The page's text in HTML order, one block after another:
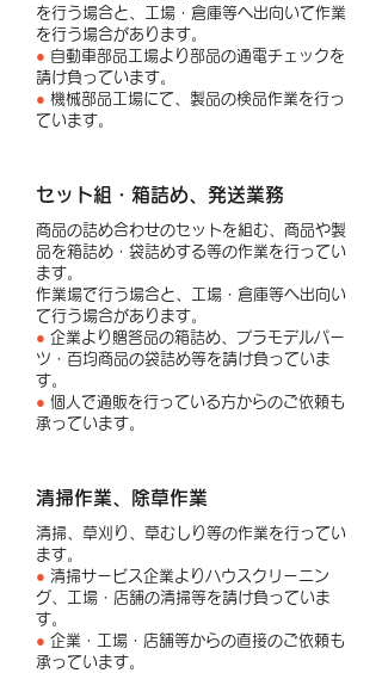
を行う場合と、​ ​工場・倉庫等へ出向いて作業
を行う場合があります。
● 自動車部品工場より部品の通電チェックを
請け負っています。
● 機械部品工場にて、製品の検品作業を行っ
ています。
セット組・箱詰め、発送業務
商品の詰め合わせのセットを組む、商品や製
品を箱詰め・袋詰めする等の作業を行ってい
ます。
作業場で行う場合と、工場・倉庫等へ出向い
て行う場合があります。
● 企業より贈答品の箱詰め、プラモデルパー
ツ・百均商品の袋詰め等を請け負っていま
す。
● 個人で通販を行っている方からのご依頼も
承っています。
清掃作業、除草作業
清掃、草刈り、草むしり等の作業を行ってい
ます。
● 清掃サービス企業よりハウスクリーニン
グ、工場・店舗の清掃等を請け負っていま
す。
● 企業・工場・店舗等からの直接のご依頼も
承っています。